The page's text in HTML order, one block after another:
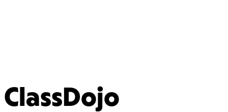
ClassDojo